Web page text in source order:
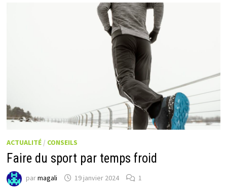
ACTUALITÉ / CONSEILS
Faire du sport par temps froid
parmagali 19 janvier 2024 1